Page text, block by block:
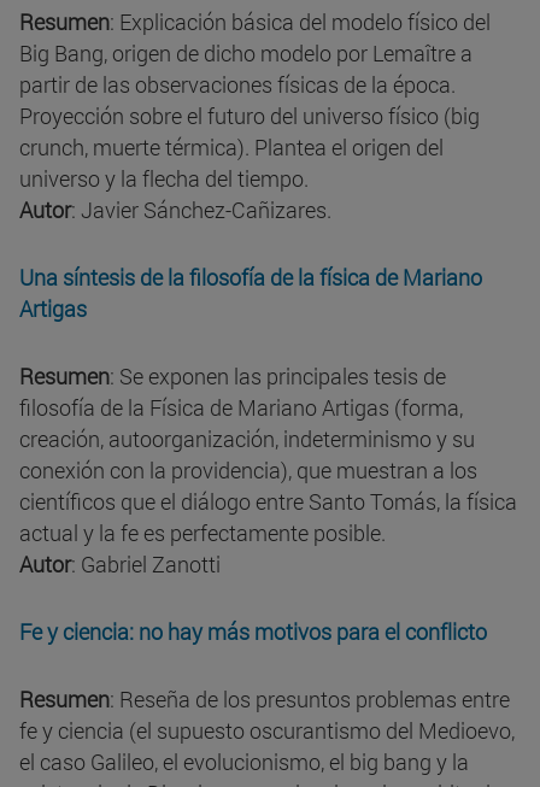
Resumen: Explicación básica del modelo físico del
Big Bang, origen de dicho modelo por Lemaître a
partir de las observaciones físicas de la época.
Proyección sobre el futuro del universo físico (big
crunch, muerte térmica). Plantea el origen del
universo y la flecha del tiempo.
Autor: Javier Sánchez-Cañizares.
Una síntesis de la filosofía de la física de Mariano
Artigas
Resumen: Se exponen las principales tesis de
filosofía de la Física de Mariano Artigas (forma,
creación, autoorganización, indeterminismo y su
conexión con la providencia), que muestran a los
científicos que el diálogo entre Santo Tomás, la física
actual y la fe es perfectamente posible.
Autor: Gabriel Zanotti
Fe y ciencia: no hay más motivos para el conflicto
Resumen: Reseña de los presuntos problemas entre
fe y ciencia (el supuesto oscurantismo del Medioevo,
el caso Galileo, el evolucionismo, el big bang y la